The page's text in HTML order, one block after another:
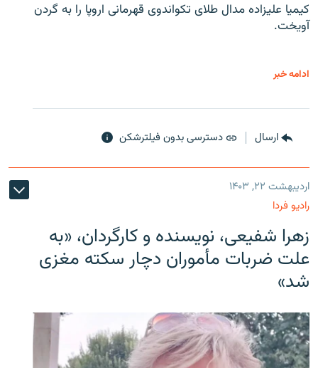
کیمیا علیزاده مدال طلای تکواندوی قهرمانی اروپا را به گردن
آویخت.
ادامه خبر
ارسال دسترسی بدون فیلترشکن
اردیبهشت ۲۲, ۱۴۰۳
رادیو فردا
زهرا شفیعی، نویسنده و کارگردان، «به
علت ضربات مأموران دچار سکته مغزی
شد»